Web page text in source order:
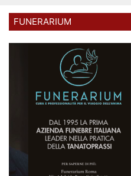
FUNERARIUM